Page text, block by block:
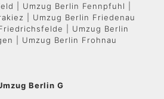
| Umzug Berlin Fennpfuhl |
| Umzug Berlin Friedenau
| Umzug Berlin
| Umzug Berlin Frohnau
Berlin G